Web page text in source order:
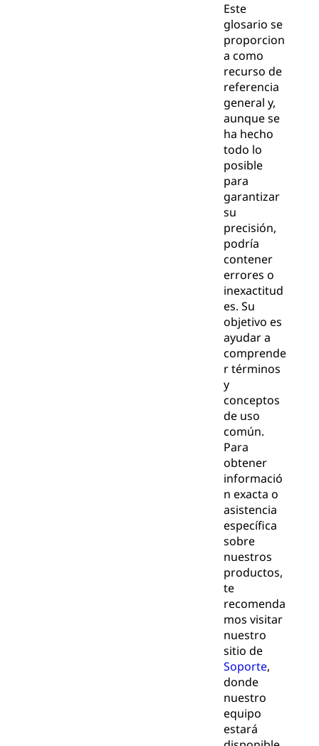
Este
glosario se
proporcion
a como
recurso de
referencia
general y,
aunque se
ha hecho
todo lo
posible
para
garantizar
su
precisión,
podría
contener
errores o
inexactitud
es. Su
objetivo es
ayudar a
comprende
r términos
y
conceptos
de uso
común.
Para
obtener
informació
n exacta o
asistencia
específica
sobre
nuestros
productos,
te
recomenda
mos visitar
nuestro
sitio de
Soporte,
donde
nuestro
equipo
estará